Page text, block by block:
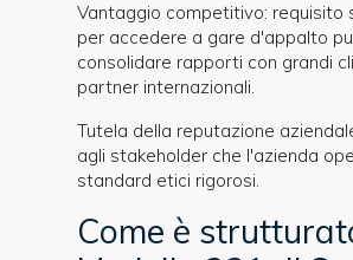
Vantaggio competitivo: requisito
per accedere a gare d'appalto
consolidare rapporti con grandi
partner internazionali.
Tutela della reputazione
agli stakeholder che l'azienda
standard etici rigorosi.
Come è